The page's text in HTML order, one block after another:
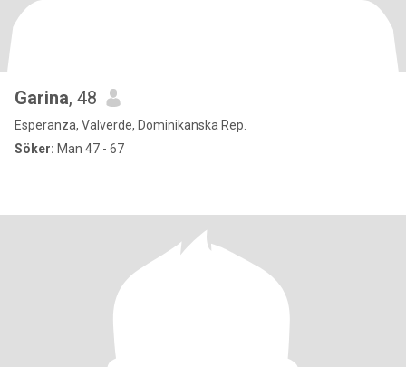
Garina, 48
Esperanza, Valverde, Dominikanska Rep.
Söker: Man 47 - 67